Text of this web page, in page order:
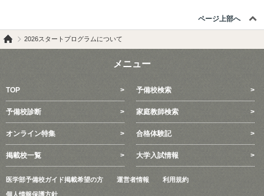
ページ上部へ
2026スタートプログラムについて
メニュー
TOP 予備校検索
予備校診断 家庭教師検索
オンライン特集 合格体験記
掲載校一覧 大学入試情報
医学部予備校ガイド掲載希望の方 運営者情報 利用規約
個人情報保護方針